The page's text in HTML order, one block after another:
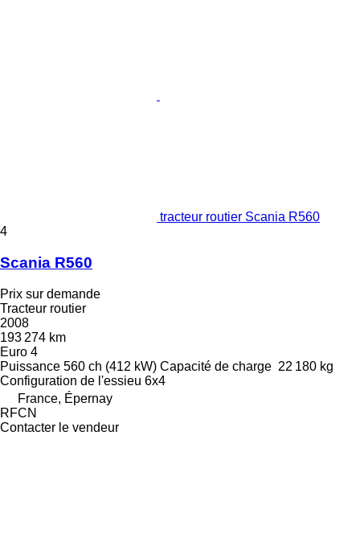
tracteur routier Scania R560
4
Scania R560
Prix sur demande
Tracteur routier
2008
193 274 km
Euro 4
Puissance 560 ch (412 kW) Capacité de charge 22 180 kg
Configuration de l'essieu 6x4
France, Épernay
RFCN
Contacter le vendeur